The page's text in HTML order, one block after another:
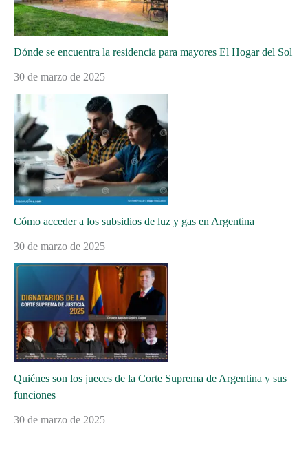
Dónde se encuentra la residencia para mayores El Hogar del Sol
30 de marzo de 2025
Cómo acceder a los subsidios de luz y gas en Argentina
30 de marzo de 2025
Quiénes son los jueces de la Corte Suprema de Argentina y sus
funciones
30 de marzo de 2025